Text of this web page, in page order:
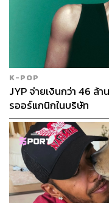
K-POP
JYP จ่ายเงินกว่า 46 ล้
รออร์แกนิกในบริษัท